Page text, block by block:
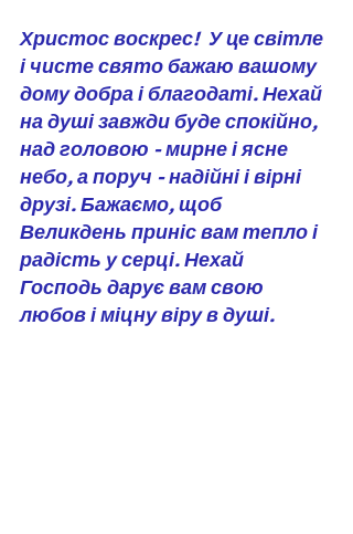
Христос воскрес!  У це світле
і чисте свято бажаю вашому
дому добра і благодаті. Нехай
на душі завжди буде спокійно,
над головою - мирне і ясне
небо, а поруч - надійні і вірні
друзі. Бажаємо, щоб
Великдень приніс вам тепло і
радість у серці. Нехай
Господь дарує вам свою
любов і міцну віру в душі.